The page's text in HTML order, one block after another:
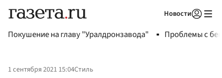
Новости
Покушение на главу "Уралдронзавода" Проблемы с
1 сентября 2021 15:04Стиль